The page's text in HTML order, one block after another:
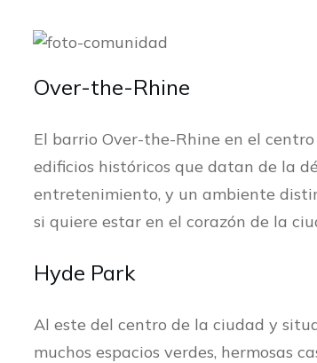
Over-the-Rhine
El barrio Over-the-Rhine en el
edificios históricos que datan de la
entretenimiento, y un ambiente
si quiere estar en el corazón de la
Hyde Park
Al este del centro de la ciudad y
muchos espacios verdes, hermosas